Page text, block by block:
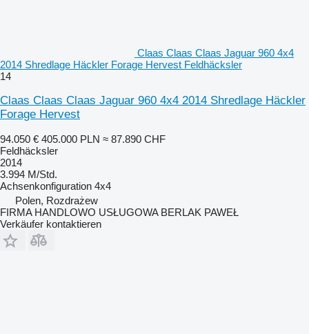
Claas Claas Claas Jaguar 960 4x4
2014 Shredlage Häckler Forage Hervest Feldhäcksler
14
Claas Claas Claas Jaguar 960 4x4 2014 Shredlage Häckler
Forage Hervest
94.050 € 405.000 PLN ≈ 87.890 CHF
Feldhäcksler
2014
3.994 M/Std.
Achsenkonfiguration 4x4
Polen, Rozdrażew
FIRMA HANDLOWO USŁUGOWA BERLAK PAWEŁ
Verkäufer kontaktieren